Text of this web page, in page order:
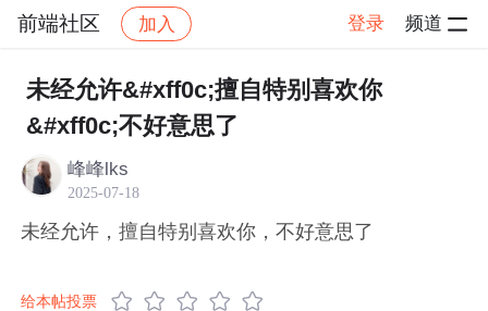
前端社区 加入 登录 频道
社区 前端社区 感慨 帖子详情
未经允许&#xff0c;擅自特别喜欢你
&#xff0c;不好意思了
峰峰lks
2025-07-18
未经允许，擅自特别喜欢你，不好意思了
给本帖投票